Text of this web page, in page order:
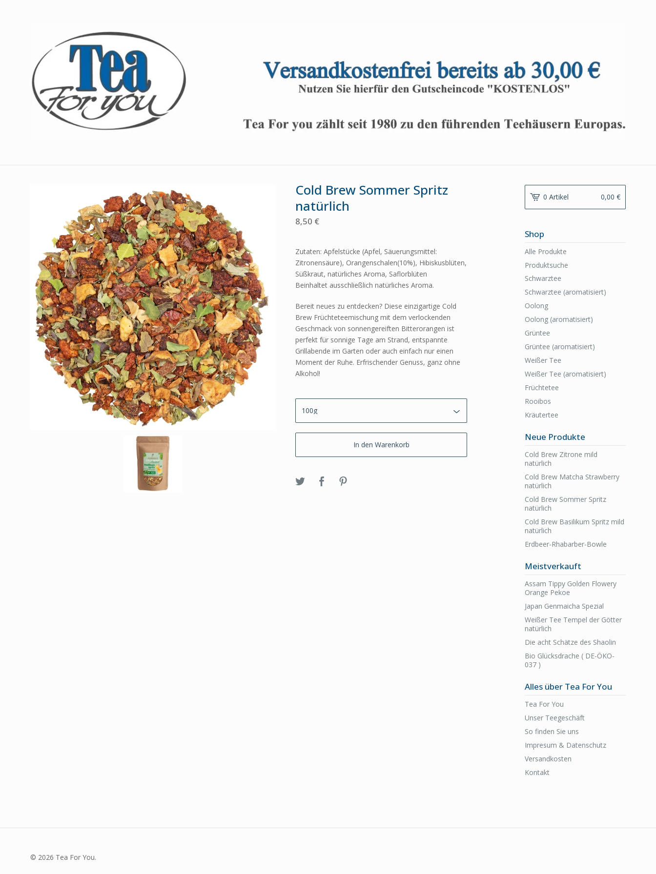
Cold Brew Sommer Spritz
natürlich
8,50 €
Zutaten: Apfelstücke (Apfel, Säuerungsmittel:
Zitronensäure), Orangenschalen(10%), Hibiskusblüten,
Süßkraut, natürliches Aroma, Saflorblüten
Beinhaltet ausschließlich natürliches Aroma.
Bereit neues zu entdecken? Diese einzigartige Cold
Brew Früchtetee­mischung mit dem verlockenden
Geschmack von sonnengereiften Bitterorangen ist
perfekt für sonnige Tage am Strand, entspannte
Grillabende im Garten oder auch einfach nur einen
Moment der Ruhe. Erfrischender Genuss, ganz ohne
Alkohol!
In den Warenkorb
0 Artikel 0,00 €
Shop
Alle Produkte
Produktsuche
Schwarztee
Schwarztee (aromatisiert)
Oolong
Oolong (aromatisiert)
Grüntee
Grüntee (aromatisiert)
Weißer Tee
Weißer Tee (aromatisiert)
Früchtetee
Rooibos
Kräutertee
Neue Produkte
Cold Brew Zitrone mild
natürlich
Cold Brew Matcha Strawberry
natürlich
Cold Brew Sommer Spritz
natürlich
Cold Brew Basilikum Spritz mild
natürlich
Erdbeer-Rhabarber-Bowle
Meistverkauft
Assam Tippy Golden Flowery
Orange Pekoe
Japan Genmaicha Spezial
Weißer Tee Tempel der Götter
natürlich
Die acht Schätze des Shaolin
Bio Glücksdrache ( DE-ÖKO-
037 )
Alles über Tea For You
Tea For You
Unser Teegeschäft
So finden Sie uns
Impresum & Datenschutz
Versandkosten
Kontakt
© 2026 Tea For You.